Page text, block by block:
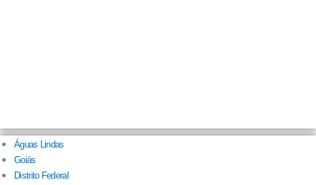
Águas Lindas
Goiás
Distrito Federal